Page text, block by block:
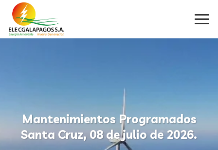
Mantenimientos Programados
Santa Cruz, 08 de julio de 2026.